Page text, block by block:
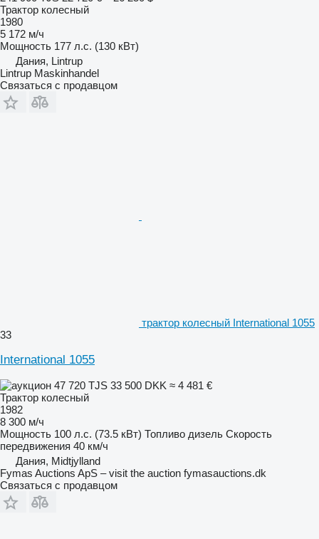
Трактор колесный
1980
5 172 м/ч
Мощность 177 л.с. (130 кВт)
Дания, Lintrup
Lintrup Maskinhandel
Связаться с продавцом
трактор колесный International 1055
33
International 1055
47 720 TJS 33 500 DKK ≈ 4 481 €
Трактор колесный
1982
8 300 м/ч
Мощность 100 л.с. (73.5 кВт) Топливо дизель Скорость
передвижения 40 км/ч
Дания, Midtjylland
Fymas Auctions ApS – visit the auction fymasauctions.dk
Связаться с продавцом